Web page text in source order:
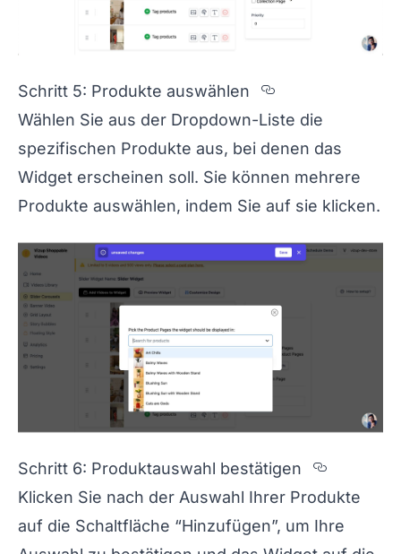
Schritt 5: Produkte auswählen
Section titled
Wählen Sie aus der Dropdown-Liste die
spezifischen Produkte aus, bei denen das
Widget erscheinen soll. Sie können mehrere
Produkte auswählen, indem Sie auf sie klicken.
Schritt 6: Produktauswahl bestätigen
Section
Klicken Sie nach der Auswahl Ihrer Produkte
auf die Schaltfläche “Hinzufügen”, um Ihre